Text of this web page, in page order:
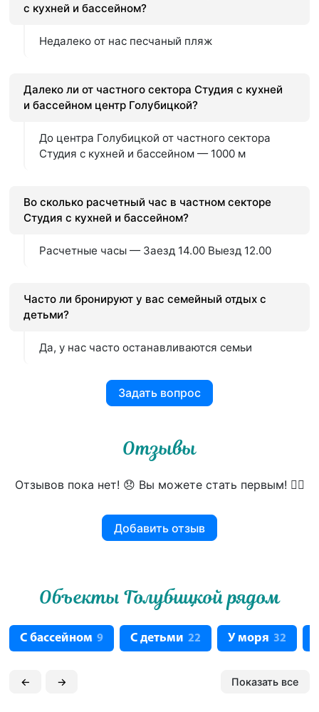
с кухней и бассейном?
Недалеко от нас песчаный пляж
Далеко ли от частного сектора Студия с кухней
и бассейном центр Голубицкой?
До центра Голубицкой от частного сектора
Студия с кухней и бассейном — 1000 м
Во сколько расчетный час в частном секторе
Студия с кухней и бассейном?
Расчетные часы — Заезд 14.00 Выезд 12.00
Часто ли бронируют у вас семейный отдых с
детьми?
Да, у нас часто останавливаются семьи
Задать вопрос
Отзывы
Отзывов пока нет! 😞 Вы можете стать первым! 👍🏻
Добавить отзыв
Объекты Голубицкой рядом
С бассейном 9 С детьми 22 У моря 32
← → Показать все